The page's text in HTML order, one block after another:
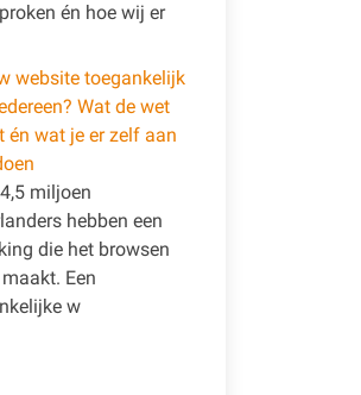
én hoe wij er
website toegankelijk
Wat de wet
én wat je er zelf aan
miljoen
hebben een
die het browsen
Een
w